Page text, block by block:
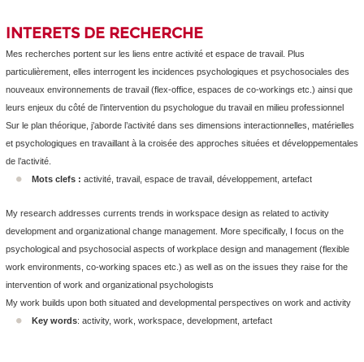
INTERETS DE RECHERCHE
Mes recherches portent sur les liens entre activité et espace de travail. Plus
particulièrement, elles interrogent les incidences psychologiques et psychosociales des
nouveaux environnements de travail (flex-office, espaces de co-workings etc.) ainsi que
leurs enjeux du côté de l’intervention du psychologue du travail en milieu professionnel
Sur le plan théorique, j’aborde l’activité dans ses dimensions interactionnelles, matérielles
et psychologiques en travaillant à la croisée des approches situées et développementales
de l’activité.
Mots clefs : activité, travail, espace de travail, développement, artefact
My research addresses currents trends in workspace design as related to activity
development and organizational change management. More specifically, I focus on the
psychological and psychosocial aspects of workplace design and management (flexible
work environments, co-working spaces etc.) as well as on the issues they raise for the
intervention of work and organizational psychologists
My work builds upon both situated and developmental perspectives on work and activity
Key words: activity, work, workspace, development, artefact